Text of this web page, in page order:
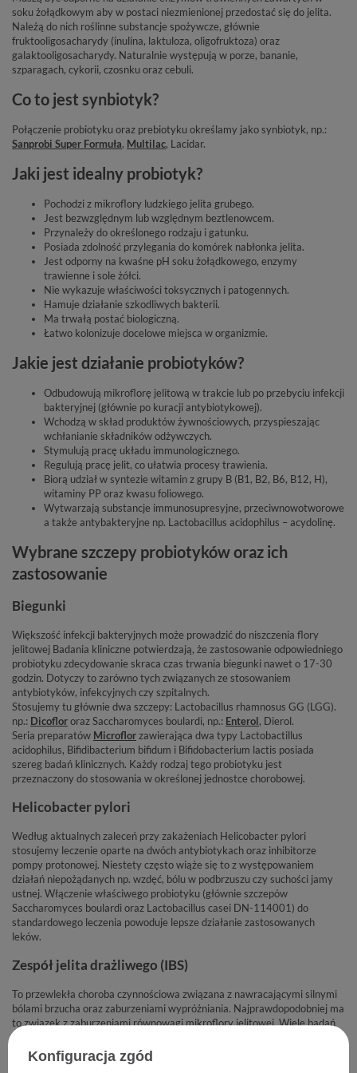
soku żołądkowym aby w postaci niezmienionej przedostać się do jelita.
Należą do nich roślinne substancje spożywcze, głównie
fruktooligosacharydy (inulina, laktuloza, oligofruktoza) oraz
galaktooligosacharydy. Naturalnie występują w porze, bananie,
szparagach, cykorii, czosnku oraz cebuli.
Co to jest synbiotyk?
Połączenie probiotyku oraz prebiotyku określamy jako synbiotyk, np.:
Sanprobi Super Formuła, Multilac, Lacidar.
Jaki jest idealny probiotyk?
Pochodzi z mikroflory ludzkiego jelita grubego.
Jest bezwzględnym lub względnym beztlenowcem.
Przynależy do określonego rodzaju i gatunku.
Posiada zdolność przylegania do komórek nabłonka jelita.
Jest odporny na kwaśne pH soku żołądkowego, enzymy
trawienne i sole żółci.
Nie wykazuje właściwości toksycznych i patogennych.
Hamuje działanie szkodliwych bakterii.
Ma trwałą postać biologiczną.
Łatwo kolonizuje docelowe miejsca w organizmie.
Jakie jest działanie probiotyków?
Odbudowują mikroflorę jelitową w trakcie lub po przebyciu infekcji
bakteryjnej (głównie po kuracji antybiotykowej).
Wchodzą w skład produktów żywnościowych, przyspieszając
wchłanianie składników odżywczych.
Stymulują pracę układu immunologicznego.
Regulują pracę jelit, co ułatwia procesy trawienia.
Biorą udział w syntezie witamin z grupy B (B1, B2, B6, B12, H),
witaminy PP oraz kwasu foliowego.
Wytwarzają substancje immunosupresyjne, przeciwnowotworowe
a także antybakteryjne np. Lactobacillus acidophilus – acydolinę.
Wybrane szczepy probiotyków oraz ich
zastosowanie
Biegunki
Większość infekcji bakteryjnych może prowadzić do niszczenia flory
jelitowej Badania kliniczne potwierdzają, że zastosowanie odpowiedniego
probiotyku zdecydowanie skraca czas trwania biegunki nawet o 17-30
godzin. Dotyczy to zarówno tych związanych ze stosowaniem
antybiotyków, infekcyjnych czy szpitalnych.
Stosujemy tu głównie dwa szczepy: Lactobacillus rhamnosus GG (LGG).
np.: Dicoflororaz Saccharomyces boulardi, np.: Enterol, Dierol.
Seria preparatów Microflorzawierająca dwa typy Lactobactillus
acidophilus, Bifidibacterium bifidum i Bifidobacterium lactis posiada
szereg badań klinicznych. Każdy rodzaj tego probiotyku jest
przeznaczony do stosowania w określonej jednostce chorobowej.
Helicobacter pylori
Według aktualnych zaleceń przy zakażeniach Helicobacter pylori
stosujemy leczenie oparte na dwóch antybiotykach oraz inhibitorze
pompy protonowej. Niestety często wiąże się to z występowaniem
działań niepożądanych np. wzdęć, bólu w podbrzuszu czy suchości jamy
ustnej. Włączenie właściwego probiotyku (głównie szczepów
Saccharomyces boulardi oraz Lactobacillus casei DN-114001) do
standardowego leczenia powoduje lepsze działanie zastosowanych
leków.
Zespół jelita drażliwego (IBS)
To przewlekła choroba czynnościowa związana z nawracającymi silnymi
bólami brzucha oraz zaburzeniami wypróżniania. Najprawdopodobniej ma
to związek z zaburzeniami równowagi mikroflory jelitowej. Wiele badań
potwierdza osłabienie objawów IBS (np. wzdęć) w trakcie podawania
probiotyków zawierających szczepy: Lactobacillus plantarum 299v,
Saccharomyces boulardi oraz Bifidobacterium infantis 35624.
Konfiguracja zgód